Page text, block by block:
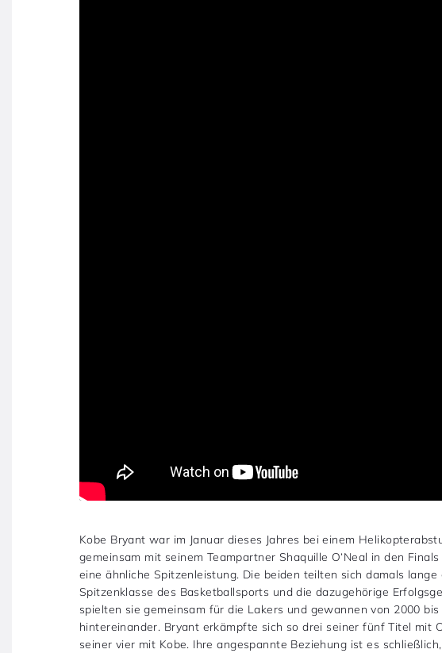
Kobe Bryant war im Januar dieses Jahres bei einem
gemeinsam mit seinem Teampartner Shaquille O‘Neal in den
eine ähnliche Spitzenleistung. Die beiden teilten sich damals
Spitzenklasse des Basketballsports und die dazugehörige
spielten sie gemeinsam für die Lakers und gewannen von 2000
hintereinander. Bryant erkämpfte sich so drei seiner fünf Titel mit
seiner vier mit Kobe. Ihre angespannte Beziehung ist es